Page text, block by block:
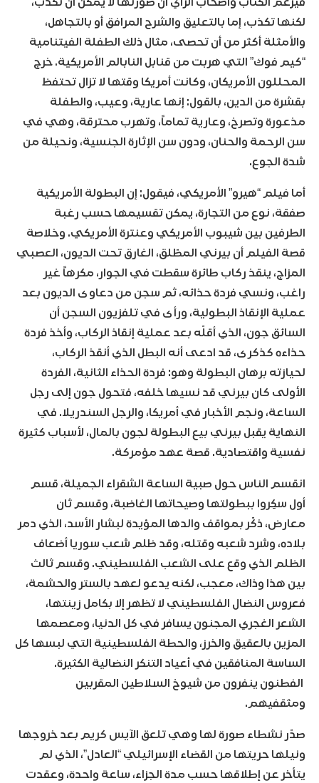
لكنها تكذب، إما بالتعليق والشرح المرافق أو بالتجاهل،
والأمثلة أكثر من أن تحصى، مثال ذلك الطفلة الفيتنامية
“كيم فوك” التي هربت من قنابل النابالم الأمريكية. خرج
المحللون الأمريكان، وكانت أمريكا وقتها لا تزال تحتفظ
بقشرة من الدين، بالقول: إنها عارية، وعيب، والطفلة
مذعورة وتصرخ، وعارية تماماً، وتهرب محترقة، وهي في
سن الرحمة والحنان، ودون سن الإثارة الجنسية، ونحيلة من
شدة الجوع.
أما فيلم “هيرو” الأمريكي، فيقول: إن البطولة الأمريكية
صفقة، نوع من التجارة، يمكن تقسيمها حسب رغبة
الطرفين بين شيبوب الأمريكي وعنترة الأمريكي. وخلاصة
قصة الفيلم أن بيرني المطّلق، الغارق تحت الديون، العصبي
المزاج، ينقذ ركاب طائرة سقطت في الجوار، مكرهاً غير
راغب، ونسي فردة حذائه، ثم سجن من دعاوى الديون بعد
عملية الإنقاذ البطولية، ورأى في تلفزيون السجن أن
السائق جون، الذي أقلّه بعد عملية إنقاذ الركاب، وأخذ فردة
حذاءه كذكرى، قد ادعى أنه البطل الذي أنقذ الركاب،
لحيازته برهان البطولة وهو: فردة الحذاء الثانية، الفردة
الأولى كان بيرني قد نسيها خلفه، فتحول جون إلى رجل
الساعة، ونجم الأخبار في أمريكا، والرجل السندريلا. في
النهاية يقبل بيرني بيع البطولة لجون بالمال، لأسباب كثيرة
نفسية واقتصادية. قصة عهد مؤمركة.
انقسم الناس حول صبية الساعة الشقراء الجميلة، قسم
أول سكِروا ببطولتها وصيحاتها الغاضبة، وقسم ثان
معارض، ذكّر بمواقف والدها المؤيدة لبشار الأسد، الذي دمر
بلاده، وشرد شعبه وقتله، وقد ظلم شعب سوريا أضعاف
الظلم الذي وقع على الشعب الفلسطيني. وقسم ثالث
بين هذا وذاك، معجب، لكنه يدعو لعهد بالستر والحشمة،
فعروس النضال الفلسطيني لا تظهر إلا بكامل زينتها،
الشعر الغجري المجنون يسافر في كل الدنيا، ومعصمها
المزين بالعقيق والخرز، والحطة الفلسطينية التي لبسها كل
الساسة المنافقين في أعياد التنكر النضالية الكثيرة.
الفطنون ينفرون من شيوخ السلاطين المقربين
ومثقفيهم.
صدّر نشطاء صورة لها وهي تلعق الآيس كريم بعد خروجها
ونيلها حريتها من القضاء الإسرائيلي “العادل”، الذي لم
يتأخر عن إطلاقها حسب مدة الجزاء، ساعة واحدة، وعقدت